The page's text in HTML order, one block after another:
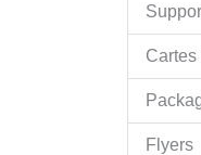
Cartes
Flyers